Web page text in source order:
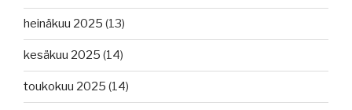
heinäkuu 2025 (13)
kesäkuu 2025 (14)
toukokuu 2025 (14)